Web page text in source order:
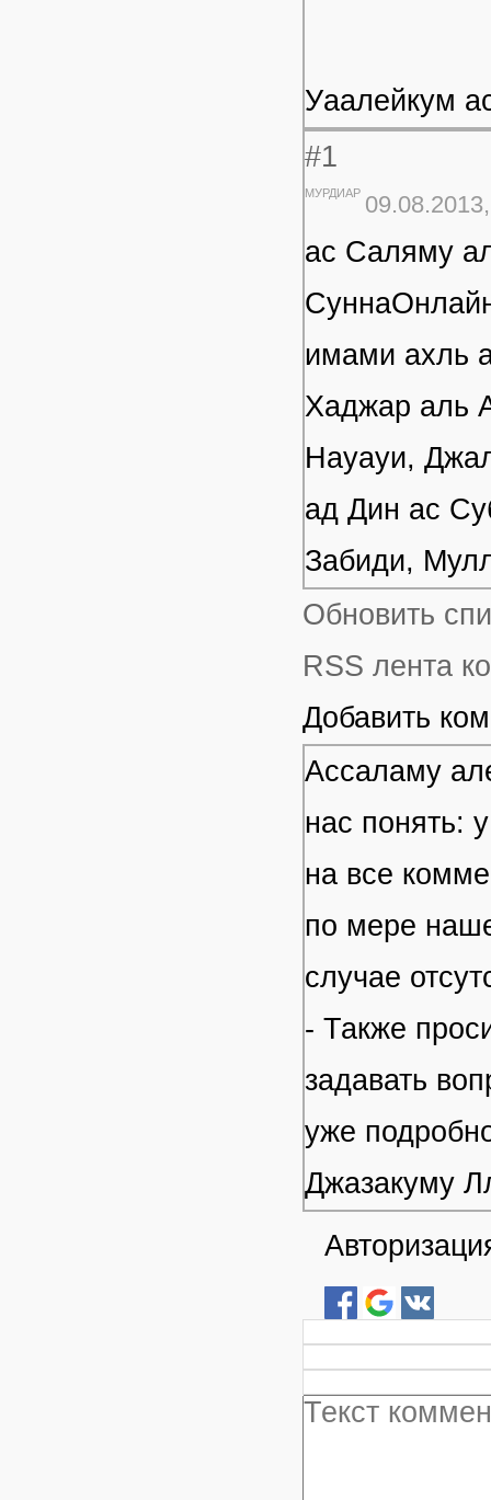
Уаалейкум
#1
МУРДИАР
ас Саляму
имами ахль
Хаджар аль
Науауи,
ад Дин ас
Забиди,
Обновить
RSS лента
Добавить
Ассаламу
нас понять:
на все
по мере
случае
- Также
задавать
уже
Джазакуму